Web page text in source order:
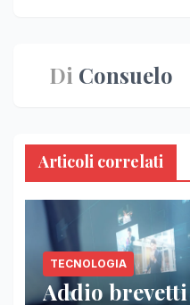
Di Consuelo
Articoli correlati
TECNOLOGIA
Addio